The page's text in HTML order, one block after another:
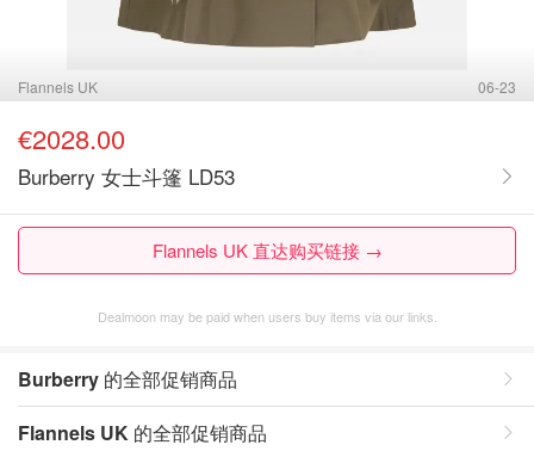
Flannels UK 06-23
€2028.00
Burberry 女士斗篷 LD53
Flannels UK 直达购买链接 →
Dealmoon may be paid when users buy items via our links.
Burberry 的全部促销商品
Flannels UK 的全部促销商品